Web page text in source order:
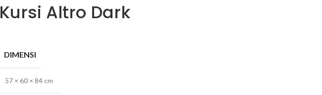
Kursi Altro Dark
DIMENSI
57 × 60 × 84 cm